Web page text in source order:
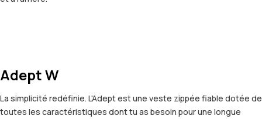
Adept W
La simplicité redéfinie. L'Adept est une veste zippée fiable dotée de
toutes les caractéristiques dont tu as besoin pour une longue